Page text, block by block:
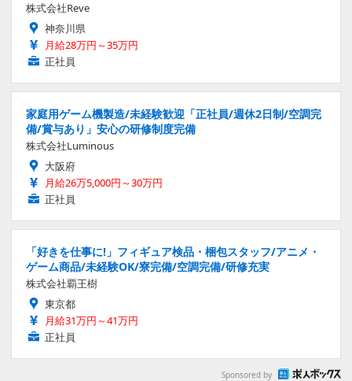
株式会社Reve
神奈川県
月給28万円～35万円
正社員
家庭用ゲーム機製造/未経験歓迎「正社員/週休2日制/空調完
備/賞与あり」安心の研修制度完備
株式会社Luminous
大阪府
月給26万5,000円～30万円
正社員
「好きを仕事に!」フィギュア検品・梱包スタッフ/アニメ・
ゲーム商品/未経験OK/寮完備/空調完備/研修充実
株式会社覇王樹
東京都
月給31万円～41万円
正社員
Sponsored by